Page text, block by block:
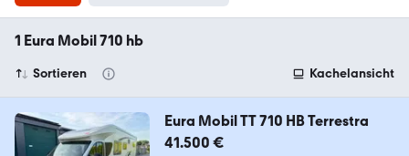
1 Eura Mobil 710 hb
Sortieren Kachelansicht
Eura Mobil TT 710 HB Terrestra
41.500 €